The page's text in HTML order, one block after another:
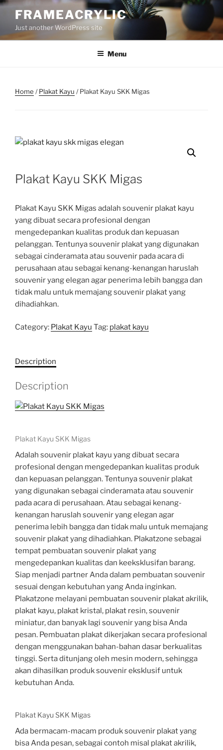
Skip
content
FRAMEACRYLIC
Just another WordPress site
Menu
Home /Plakat Kayu / Plakat Kayu SKK Migas
Plakat Kayu SKK Migas
Plakat Kayu SKK Migas adalah souvenir plakat kayu
yang dibuat secara profesional dengan
mengedepankan kualitas produk dan kepuasan
pelanggan. Tentunya souvenir plakat yang digunakan
sebagai cinderamata atau souvenir pada acara di
perusahaan atau sebagai kenang-kenangan haruslah
souvenir yang elegan agar penerima lebih bangga dan
tidak malu untuk memajang souvenir plakat yang
dihadiahkan.
Category: Plakat Kayu Tag: plakat kayu
Description
Description
Plakat Kayu SKK Migas
Adalah souvenir plakat kayu yang dibuat secara
profesional dengan mengedepankan kualitas produk
dan kepuasan pelanggan. Tentunya souvenir plakat
yang digunakan sebagai cinderamata atau souvenir
pada acara di perusahaan. Atau sebagai kenang-
kenangan haruslah souvenir yang elegan agar
penerima lebih bangga dan tidak malu untuk memajang
souvenir plakat yang dihadiahkan. Plakatzone sebagai
tempat pembuatan souvenir plakat yang
mengedepankan kualitas dan keeksklusifan barang.
Siap menjadi partner Anda dalam pembuatan souvenir
sesuai dengan kebutuhan yang Anda inginkan.
Plakatzone melayani pembuatan souvenir plakat akrilik,
plakat kayu, plakat kristal, plakat resin, souvenir
miniatur, dan banyak lagi souvenir yang bisa Anda
pesan. Pembuatan plakat dikerjakan secara profesional
dengan menggunakan bahan-bahan dasar berkualitas
tinggi. Serta ditunjang oleh mesin modern, sehingga
akan dihasilkan produk souvenir eksklusif untuk
kebutuhan Anda.
Plakat Kayu SKK Migas
Ada bermacam-macam produk souvenir plakat yang
bisa Anda pesan, sebagai contoh misal plakat akrilik,